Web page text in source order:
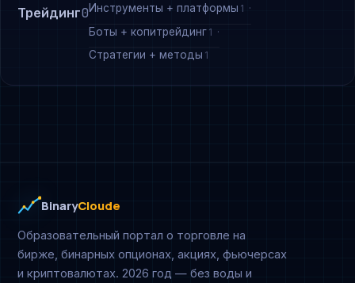
Трейдинг0Инструменты + платформы 1
Боты + копитрейдинг 1
Стратегии + методы 1
BinaryCloude
Образовательный портал о торговле на
бирже, бинарных опционах, акциях, фьючерсах
и криптовалютах. 2026 год — без воды и